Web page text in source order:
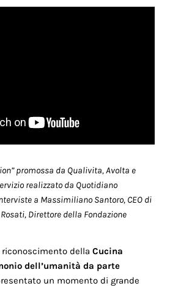
promossa da Qualivita, Avolta e
realizzato da Quotidiano
a Massimiliano Santoro, CEO di
Direttore della Fondazione
riconoscimento dellaCucina
dell’umanità da parte
un momento di grande